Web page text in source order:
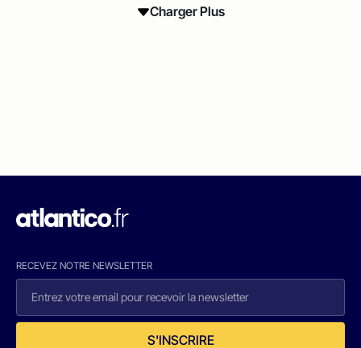
Charger Plus
RECEVEZ NOTRE NEWSLETTER
S'INSCRIRE